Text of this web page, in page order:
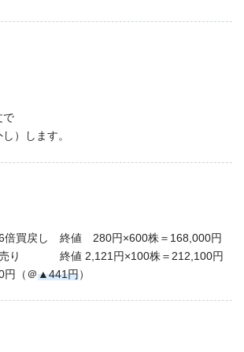
で
）します。
倍買戻し 終値 280円×600株＝168,000円
売り 終値 2,121円×100株＝212,100円
（＠▲441円）